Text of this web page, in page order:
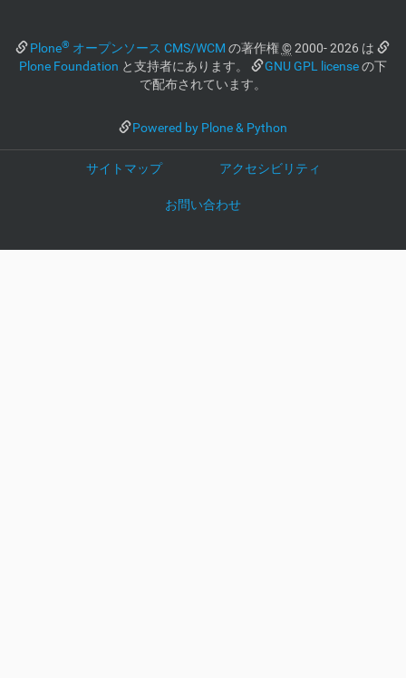
Plone® オープンソース CMS/WCM の著作権©2000- 2026 は
Plone Foundation と支持者にあります。 GNU GPL licenseの下
で配布されています。
Powered by Plone & Python
サイトマップ アクセシビリティ
お問い合わせ